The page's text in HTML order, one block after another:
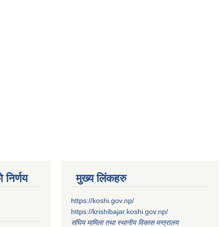
निर्णय मुख्य लिंकहरु
https://koshi.gov.np/
https://krishibajar.koshi.gov.np/
संघिय मामिला तथा स्थानीय विकास मन्त्रालय